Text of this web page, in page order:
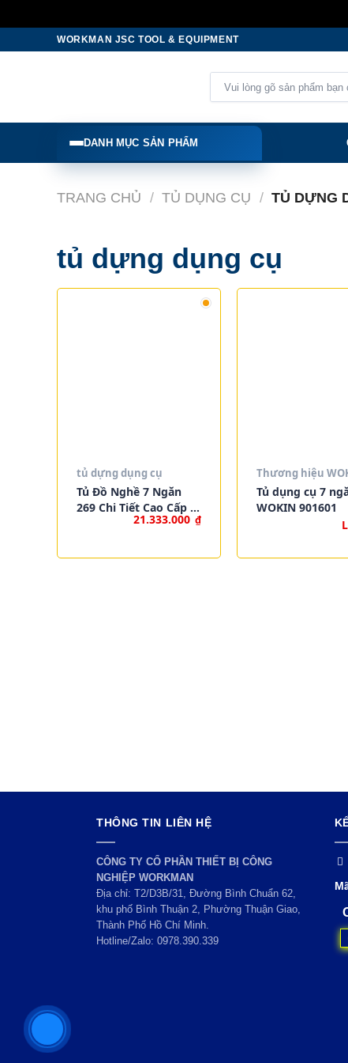
WORKMAN JSC TOOL & EQUIPMENT
kiếm:
DANH MỤC SẢN PHẨM
TRANG CHỦ / TỦ DỤNG CỤ / TỦ DỰNG
tủ dựng dụng cụ
tủ dựng dụng cụ
Tủ Đồ Nghề 7 Ngăn
269 Chi Tiết Cao Cấp |
Roller Cabinet Tools
Hãng
21.333.000 ₫
Thương hiệu
Tủ dụng cụ 7
WOKIN 901601
THÔNG TIN LIÊN HỆ
CÔNG TY CỔ PHẦN THIẾT BỊ CÔNG
NGHIỆP WORKMAN
Địa chỉ: T2/D3B/31, Đường Bình Chuẩn 62,
khu phố Bình Thuận 2, Phường Thuận Giao,
Thành Phố Hồ Chí Minh.
Hotline/Zalo: 0978.390.339